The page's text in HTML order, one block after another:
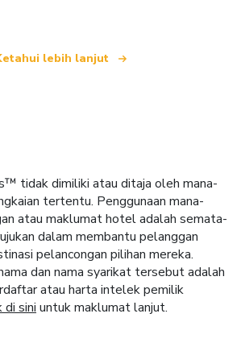
lebih lanjut
tidak dimiliki atau ditaja oleh mana-
tertentu. Penggunaan mana-
atau maklumat hotel adalah semata-
dalam membantu pelanggan
pelancongan pilihan mereka.
dan nama syarikat tersebut adalah
atau harta intelek pemilik
di sini untuk maklumat lanjut.